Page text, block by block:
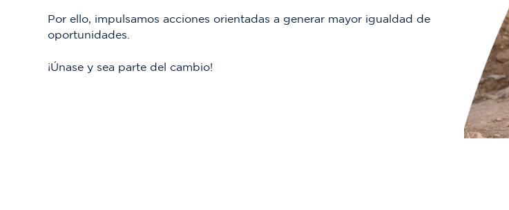
Por ello, impulsamos acciones orientadas a generar mayor igualdad de
oportunidades.
¡Únase y sea parte del cambio!